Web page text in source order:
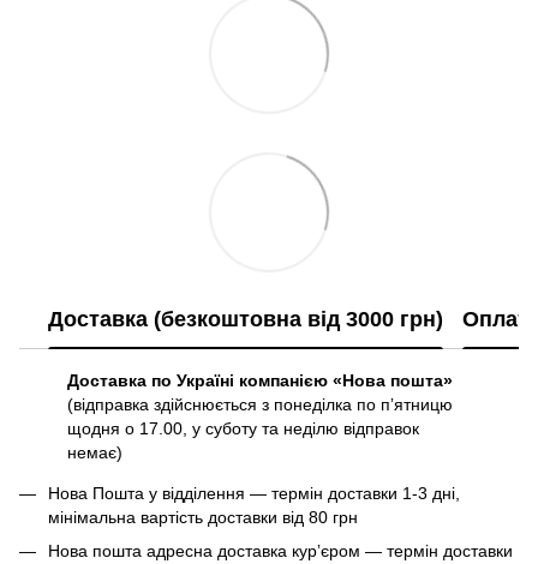
Доставка (безкоштовна від 3000 грн)
Доставка по Україні компанією «Нова пошта»
(відправка здійснюється з понеділка по пʼятницю
щодня о 17.00, у суботу та неділю відправок
немає)
Нова Пошта у відділення — термін доставки 1-3 дні,
мінімальна вартість доставки від 80 грн
Нова пошта адресна доставка курʼєром — термін доставки